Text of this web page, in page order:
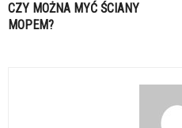
CZY MOŻNA MYĆ ŚCIANY
MOPEM?